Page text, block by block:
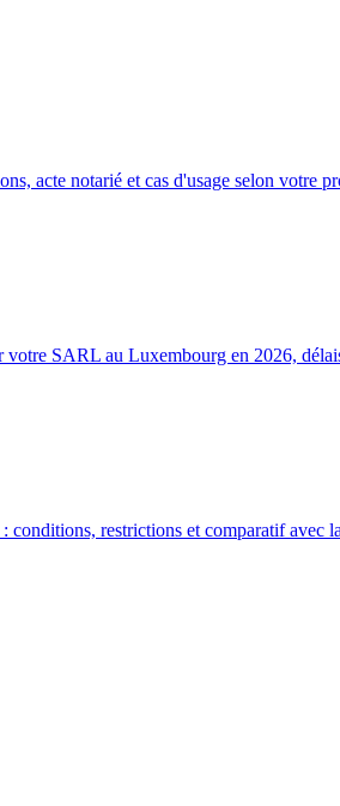
acte notarié et cas d'usage selon votre
SARL au Luxembourg en 2026,
restrictions et comparatif avec